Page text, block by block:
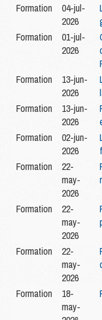
Formation
04-jul-
2026
Formation
01-jul-
2026
Formation
13-jun-
2026
Formation
13-jun-
2026
Formation
02-jun-
2026
Formation
22-
may-
2026
Formation
22-
may-
2026
Formation
22-
may-
2026
Formation
18-
may-